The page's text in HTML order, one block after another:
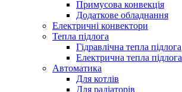
Примусова конвекція
Додаткове обладнання
Електричні конвектори
Тепла підлога
Гідравлічна тепла підлога
Електрична тепла підлога
Автоматика
Для котлів
Для радіаторів